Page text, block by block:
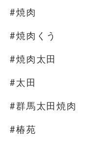
#焼肉
#焼肉くう
#焼肉太田
#太田
#群馬太田焼肉
#椿苑